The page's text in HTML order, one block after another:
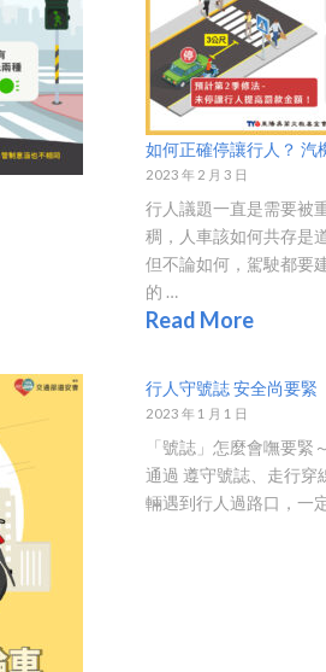
如何正確停讓行人？ 汽
2023 年 2 月 3 日
行人議題一直是需要被
稠，人車該如何共存是
但不論如何，駕駛都要
的 …
Read More
行人守號誌 安全尚要緊
2023 年 1 月 1 日
「號誌」怎麼會嘸要緊
通過 遵守號誌、走行穿
輛遇到行人過路口，一